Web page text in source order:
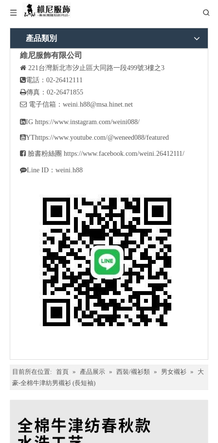
產品類別
維尼服飾有限公司
 221台灣新北市汐止區大同路一段499號3樓之3
電話：02-26412111
傳真：02-26471855
 電子信箱： weini.h88@msa.hinet.net
IG https://www.instagram.com/weini088/
YThttps://www.youtube.com/@weneed088/featured
 臉書粉絲團 https://www.facebook.com/weini.26412111/
Line ID：weini.h88
目前所在位置: 首頁 » 產品展示 » 西裝/襯衫類 » 男女襯衫 »
大
豪-全棉牛津紡男襯衫 (長短袖)